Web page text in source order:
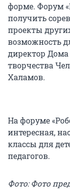
форме. Форум
получить
проекты
возможность
директор Дома
творчества
Халамов.
На форуме
интересная,
классы для
педагогов.
Фото: Фото